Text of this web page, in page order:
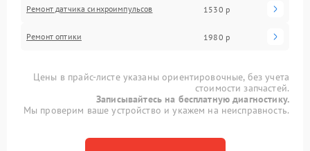
Ремонт датчика синхроимпульсов 1530 р
Ремонт оптики 1980 р
Цены в прайс-листе указаны ориентировочные, без учета
стоимости запчастей.
Записывайтесь на бесплатную диагностику.
Мы проверим ваше устройство и укажем на неисправность.